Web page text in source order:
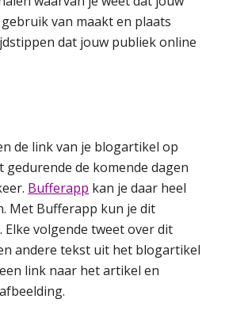
van maakt en plaats
dat jouw publiek online
de link van je blogartikel op
gedurende de komende dagen
Bufferapp kan je daar heel
Met Bufferapp kun je dit
volgende tweet over dit
andere tekst uit het blogartikel
link naar het artikel en